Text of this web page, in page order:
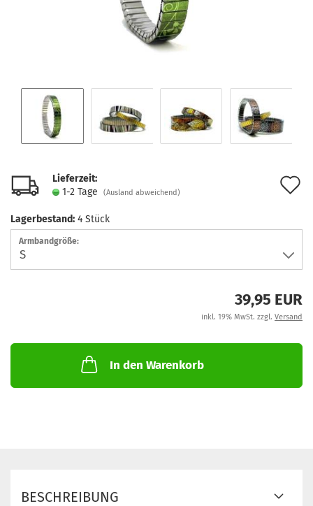
Lieferzeit:
1-2 Tage
(Ausland abweichend)
Lagerbestand: 4 Stück
Armbandgröße:
39,95 EUR
inkl. 19% MwSt. zzgl. Versand
In den Warenkorb
BESCHREIBUNG